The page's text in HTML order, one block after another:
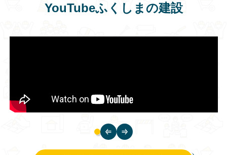
YouTubeふくしまの建設